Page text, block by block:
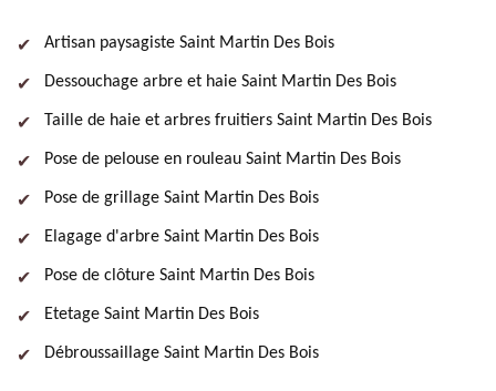
Artisan paysagiste Saint Martin Des Bois
Dessouchage arbre et haie Saint Martin Des Bois
Taille de haie et arbres fruitiers Saint Martin Des Bois
Pose de pelouse en rouleau Saint Martin Des Bois
Pose de grillage Saint Martin Des Bois
Elagage d'arbre Saint Martin Des Bois
Pose de clôture Saint Martin Des Bois
Etetage Saint Martin Des Bois
Débroussaillage Saint Martin Des Bois